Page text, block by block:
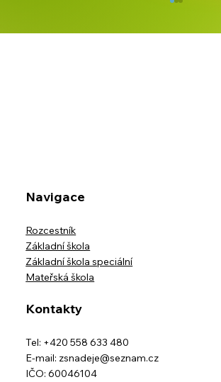
Navigace
Rozcestník
Základní škola
Základní škola speciální
Mateřská škola
Kontakty
Tel: +420 558 633 480
E-mail: zsnadeje@seznam.cz
IČO: 60046104